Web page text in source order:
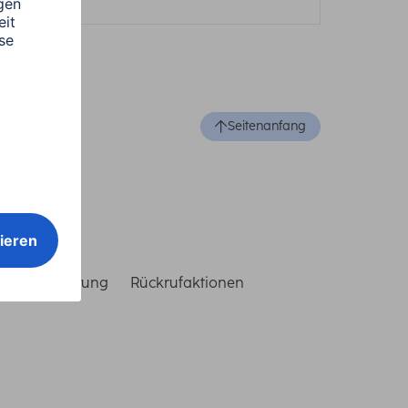
Seitenanfang
Rückrufaktionen